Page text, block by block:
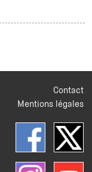
Contact
Mentions légales